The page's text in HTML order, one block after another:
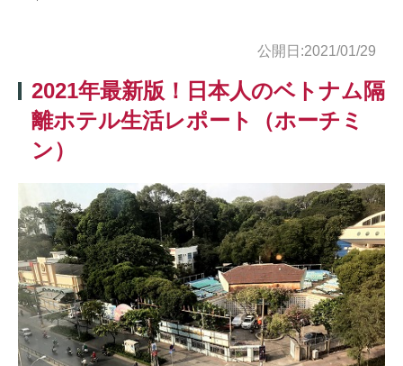
公開日:2021/01/29
2021年最新版！日本人のベトナム隔
離ホテル生活レポート（ホーチミ
ン）